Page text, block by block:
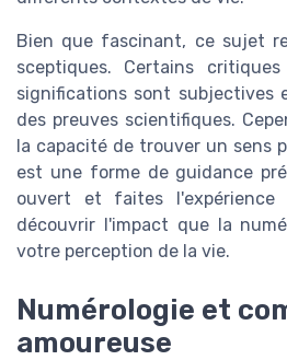
Bien que fascinant, ce sujet
sceptiques. Certains
significations sont subjectives
des preuves scientifiques.
la capacité de trouver un sens
est une forme de guidance
ouvert et faites l'expérience
découvrir l'impact que la
votre perception de la vie.
Numérologie et
amoureuse